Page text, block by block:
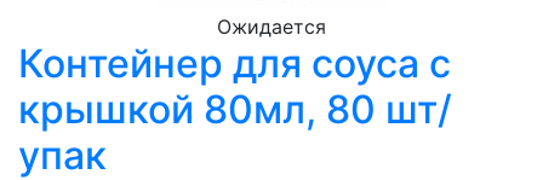
Ожидается
Контейнер для соуса с
крышкой 80мл, 80 шт/
упак